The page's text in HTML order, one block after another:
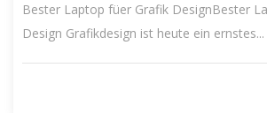
Bester Laptop füer Grafik DesignBester
Design Grafikdesign ist heute ein ernstes...